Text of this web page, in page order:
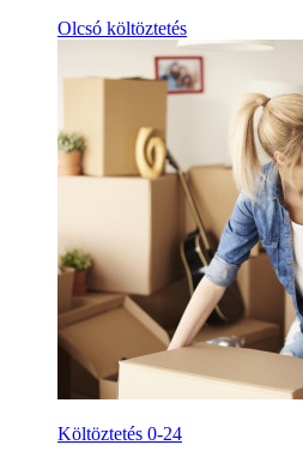
Olcsó költöztetés
Költöztetés 0-24